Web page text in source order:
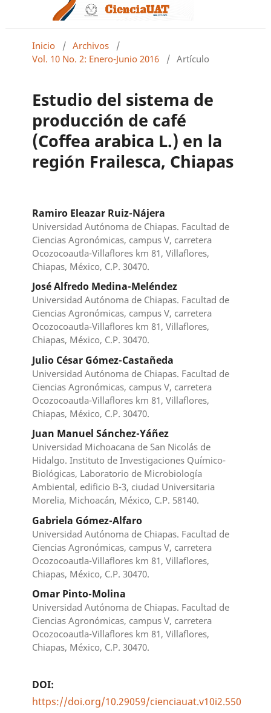
Inicio / Archivos
/
Vol. 10 No. 2: Enero-Junio 2016
/ Artículo
Estudio del sistema de
producción de café
(Coffea arabica L.) en la
región Frailesca, Chiapas
Ramiro Eleazar Ruiz-Nájera
Universidad Autónoma de Chiapas. Facultad de
Ciencias Agronómicas, campus V, carretera
Ocozocoautla-Villaflores km 81, Villaflores,
Chiapas, México, C.P. 30470.
José Alfredo Medina-Meléndez
Universidad Autónoma de Chiapas. Facultad de
Ciencias Agronómicas, campus V, carretera
Ocozocoautla-Villaflores km 81, Villaflores,
Chiapas, México, C.P. 30470.
Julio César Gómez-Castañeda
Universidad Autónoma de Chiapas. Facultad de
Ciencias Agronómicas, campus V, carretera
Ocozocoautla-Villaflores km 81, Villaflores,
Chiapas, México, C.P. 30470.
Juan Manuel Sánchez-Yáñez
Universidad Michoacana de San Nicolás de
Hidalgo. Instituto de Investigaciones Químico-
Biológicas, Laboratorio de Microbiología
Ambiental, edificio B-3, ciudad Universitaria
Morelia, Michoacán, México, C.P. 58140.
Gabriela Gómez-Alfaro
Universidad Autónoma de Chiapas. Facultad de
Ciencias Agronómicas, campus V, carretera
Ocozocoautla-Villaflores km 81, Villaflores,
Chiapas, México, C.P. 30470.
Omar Pinto-Molina
Universidad Autónoma de Chiapas. Facultad de
Ciencias Agronómicas, campus V, carretera
Ocozocoautla-Villaflores km 81, Villaflores,
Chiapas, México, C.P. 30470.
DOI:
https://doi.org/10.29059/cienciauat.v10i2.550